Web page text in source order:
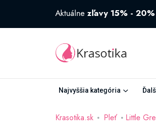
Aktuálne zľavy 15% - 20%
Najvyššia kategória
Krasotika.sk Pleť Little